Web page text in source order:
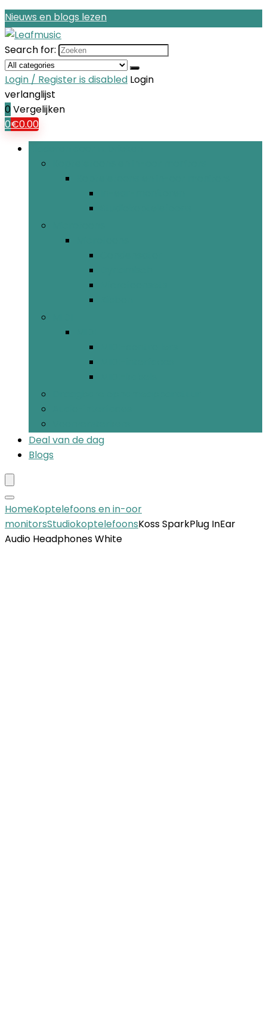
Nieuws en blogs lezen
Search for:
Login / Register is disabled Login
verlanglijst
0 Vergelijken
0€0.00
Deal van de dag
Blogs
HomeKoptelefoons en in-oor
monitorsStudiokoptelefoonsKoss SparkPlug InEar
Audio Headphones White